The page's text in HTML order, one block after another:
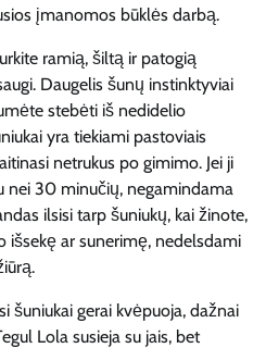
įmanomos būklės darbą.
ramią, šiltą ir patogią
Daugelis šunų instinktyviai
stebėti iš nedidelio
yra tiekiami pastoviais
netrukus po gimimo. Jei ji
nei 30 minučių, negamindama
ilsisi tarp šuniukų, kai žinote,
išsekę ar sunerimę, nedelsdami
šuniukai gerai kvėpuoja, dažnai
Lola susieja su jais, bet